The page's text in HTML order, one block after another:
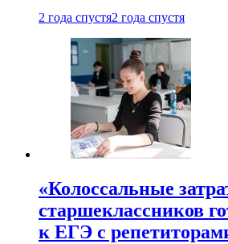
2 года спустя2 года спустя
«Колоссальные
старшеклассников
к ЕГЭ с